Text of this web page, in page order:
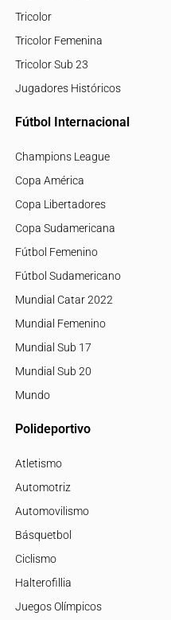
Tricolor
Tricolor Femenina
Tricolor Sub 23
Jugadores Históricos
Fútbol Internacional
Champions League
Copa América
Copa Libertadores
Copa Sudamericana
Fútbol Femenino
Fútbol Sudamericano
Mundial Catar 2022
Mundial Femenino
Mundial Sub 17
Mundial Sub 20
Mundo
Polideportivo
Atletismo
Automotriz
Automovilismo
Básquetbol
Ciclismo
Halterofillia
Juegos Olímpicos